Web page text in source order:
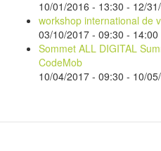
10/01/2016 - 13:30 - 12/
workshop international de
03/10/2017 - 09:30 - 14:00
Sommet ALL DIGITAL
CodeMob
10/04/2017 - 09:30 - 10/